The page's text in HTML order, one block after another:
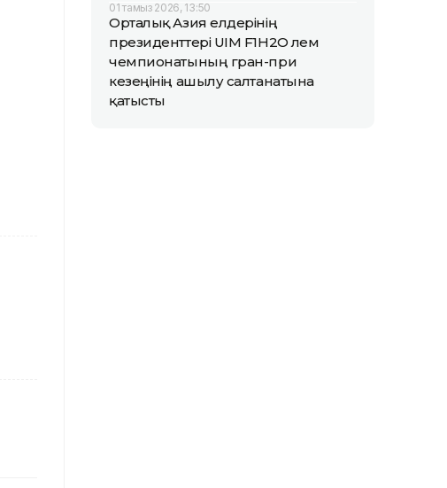
01 тамыз 2026, 13:50
Орталық Азия елдерінің
президенттері UIM F1H2O әлем
чемпионатының гран-при
кезеңінің ашылу салтанатына
қатысты